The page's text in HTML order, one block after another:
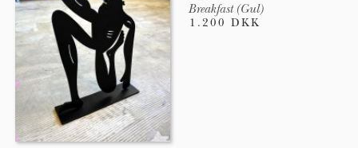
Breakfast (Gul)
1.200 DKK